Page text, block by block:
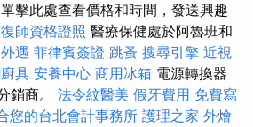
擊此處查看價格和時間，發送興趣
師資格證照 醫療保健處於阿魯班和
外遇 菲律賓簽證 跳蚤 搜尋引擎 近視
具 安養中心 商用冰箱 電源轉換器
銷商。 法令紋醫美 假牙費用 免費寫
您的台北會計事務所 護理之家 外燴